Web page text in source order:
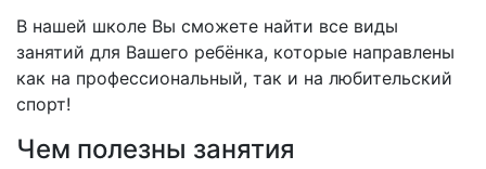
В нашей школе Вы сможете найти все виды
занятий для Вашего ребёнка, которые направлены
как на профессиональный, так и на любительский
спорт!
Чем полезны занятия